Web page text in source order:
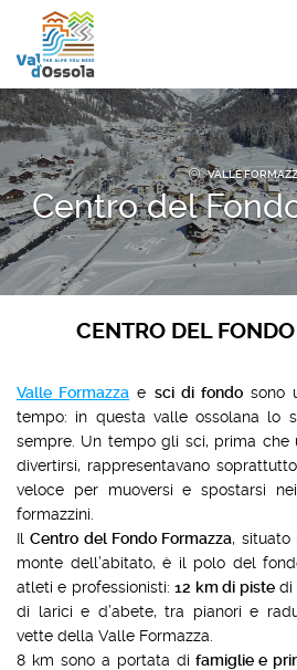
SCOPRI
VIVI
PIANIFICA
EVENTI E
VALLE
Centro del
CENTRO DEL
Valle Formazza e sci di fondosono
tempo: in questa valle ossolana lo
sempre. Un tempo gli sci, prima che
divertirsi, rappresentavano
veloce per muoversi e spostarsi
formazzini.
IlCentro del Fondo Formazza, situato
monte dell’abitato, è il polo del
atleti e professionisti:12 km di pistedi
di larici e d’abete, tra pianori e
vette della Valle Formazza.
8 km sono a portata di famiglie e